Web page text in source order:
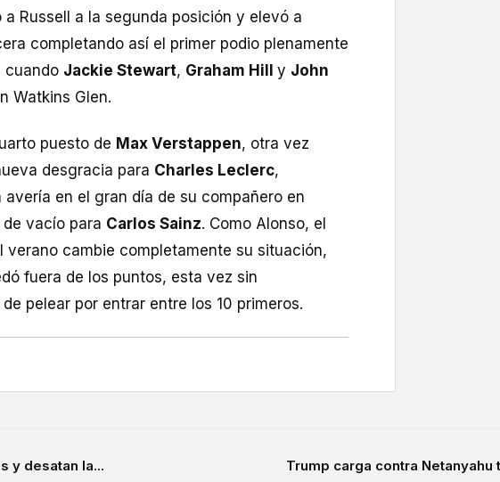
Russell a la segunda posición y elevó a
completando así el primer podio plenamente
cuando Jackie Stewart, Graham Hill y John
Watkins Glen.
puesto de Max Verstappen, otra vez
desgracia para Charles Leclerc,
en el gran día de su compañero en
vacío para Carlos Sainz. Como Alonso, el
verano cambie completamente su situación,
fuera de los puntos, esta vez sin
pelear por entrar entre los 10 primeros.
y desatan la... Trump carga contra